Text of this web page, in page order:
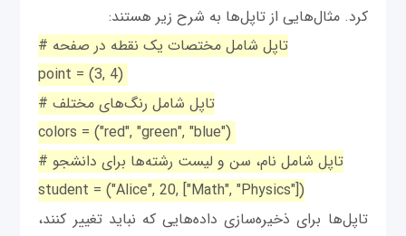
کرد. مثال‌هایی از تاپل‌ها به شرح زیر هستند:
# تاپل شامل مختصات یک نقطه در صفحه
point = (3, 4)
# تاپل شامل رنگ‌های مختلف
colors = ("red", "green", "blue")
# تاپل شامل نام، سن و لیست رشته‌ها برای دانشجو
student = ("Alice", 20, ["Math", "Physics"])
تاپل‌ها برای ذخیره‌سازی داده‌هایی که نباید تغییر کنند،